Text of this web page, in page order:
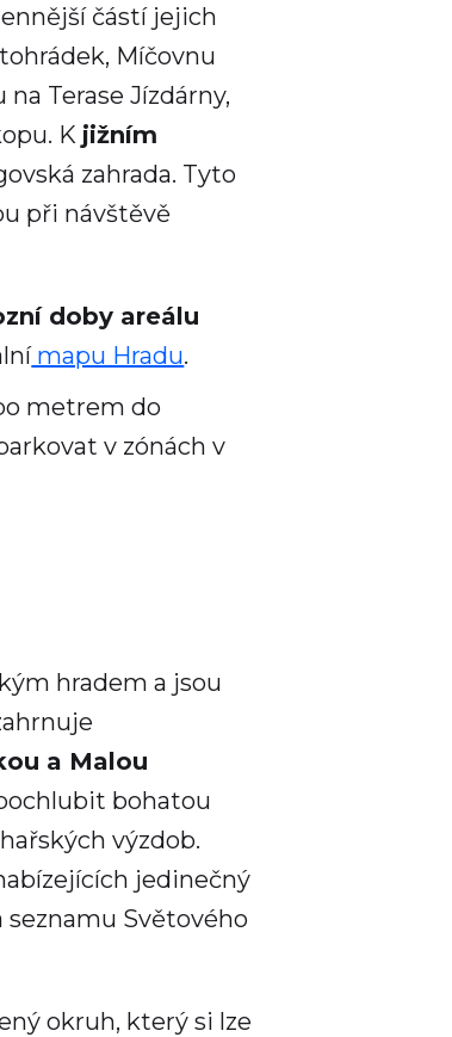
částí jejich
Míčovnu
Terase Jízdárny,
K jižním
zahrada. Tyto
při návštěvě
doby areálu
mapu Hradu.
metrem do
v zónách v
hradem a jsou
a Malou
bohatou
výzdob.
jedinečný
seznamu Světového
okruh, který si lze